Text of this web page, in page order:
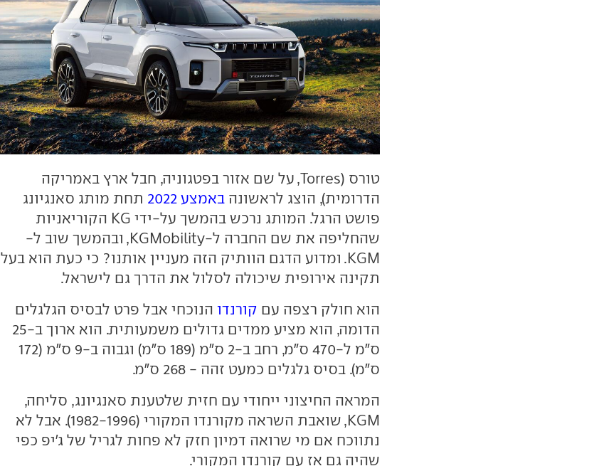
טורס (Torres, על שם אזור בפטגוניה, חבל ארץ באמריקה
הדרומית), הוצג לראשונה באמצע 2022
תחת מותג סאנגיונג
פושט הרגל. המותג נרכש בהמשך על-ידי KG הקוריאניות
שהחליפה את שם החברה ל-KGMobility, ובהמשך שוב ל-
KGM. ומדוע הדגם הוותיק הזה מעניין אותנו? כי כעת הוא בעל
תקינה אירופית שיכולה לסלול את הדרך גם לישראל.
הוא חולק רצפה עם קורנדו הנוכחי אבל פרט לבסיס הגלגלים
הדומה, הוא מציע ממדים גדולים משמעותית. הוא ארוך ב-25
ס"מ ל-470 ס"מ, רחב ב-2 ס"מ (189 ס"מ) וגבוה ב-9 ס"מ (172
ס"מ). בסיס גלגלים כמעט זהה - 268 ס"מ.
המראה החיצוני ייחודי עם חזית שלטענת סאנגיונג, סליחה,
KGM, שואבת השראה מקורנדו המקורי (1982-1996). אבל לא
נתווכח אם מי שרואה דמיון חזק לא פחות לגריל של ג'יפ כפי
שהיה גם אז עם קורנדו המקורי.